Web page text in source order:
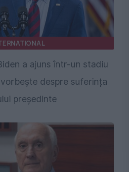
a ajuns într-un stadiu
despre suferința
președinte